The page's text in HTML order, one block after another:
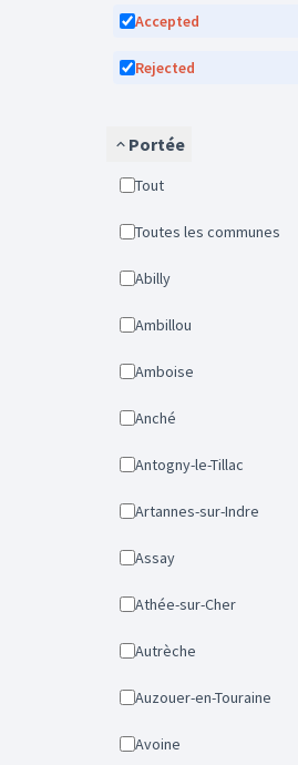
Accepted
Rejected
Portée
Tout
Toutes les communes
Abilly
Ambillou
Amboise
Anché
Antogny-le-Tillac
Artannes-sur-Indre
Assay
Athée-sur-Cher
Autrèche
Auzouer-en-Touraine
Avoine